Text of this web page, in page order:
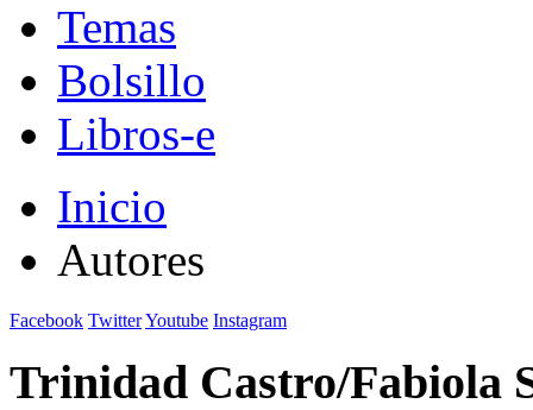
Temas
Bolsillo
Libros-e
Inicio
Autores
Facebook TwitterYoutube Instagram
Trinidad Castro/Fabiola